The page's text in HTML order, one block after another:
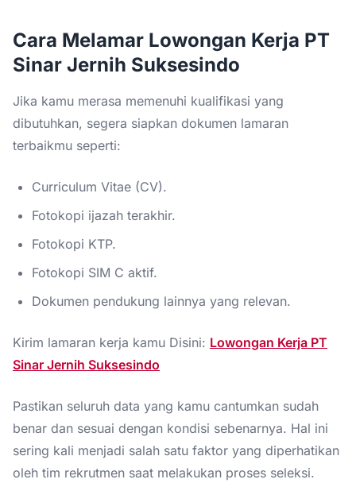
Cara Melamar Lowongan Kerja PT
Sinar Jernih Suksesindo
Jika kamu merasa memenuhi kualifikasi yang
dibutuhkan, segera siapkan dokumen lamaran
terbaikmu seperti:
Curriculum Vitae (CV).
Fotokopi ijazah terakhir.
Fotokopi KTP.
Fotokopi SIM C aktif.
Dokumen pendukung lainnya yang relevan.
Kirim lamaran kerja kamu Disini: Lowongan Kerja PT
Sinar Jernih Suksesindo
Pastikan seluruh data yang kamu cantumkan sudah
benar dan sesuai dengan kondisi sebenarnya. Hal ini
sering kali menjadi salah satu faktor yang diperhatikan
oleh tim rekrutmen saat melakukan proses seleksi.